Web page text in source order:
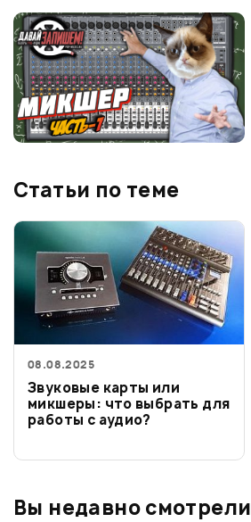
Статьи по теме
08.08.2025
Звуковые карты или
микшеры: что выбрать для
работы с аудио?
Вы недавно смотрели